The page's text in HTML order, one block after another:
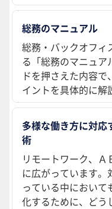
総務のマニュアル
総務・バックオフィ
る「総務のマニュ
ドを押さえた内容
イントを具体的に解
多様な働き方に対
術
リモートワーク、
に広がっています
っている中におい
化するために、どう